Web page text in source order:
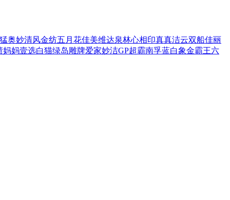
奥妙清风金纺五月花佳美维达泉林心相印真真洁云双船佳丽
妈妈壹选白猫绿岛雕牌爱家妙洁GP超霸南孚蓝白象金霸王六